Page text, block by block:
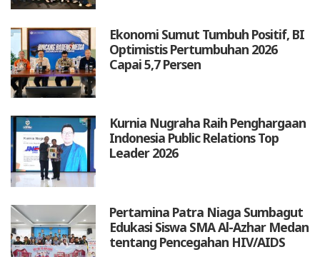
Ekonomi Sumut Tumbuh Positif, BI
Optimistis Pertumbuhan 2026
Capai 5,7 Persen
Kurnia Nugraha Raih Penghargaan
Indonesia Public Relations Top
Leader 2026
Pertamina Patra Niaga Sumbagut
Edukasi Siswa SMA Al-Azhar Medan
tentang Pencegahan HIV/AIDS